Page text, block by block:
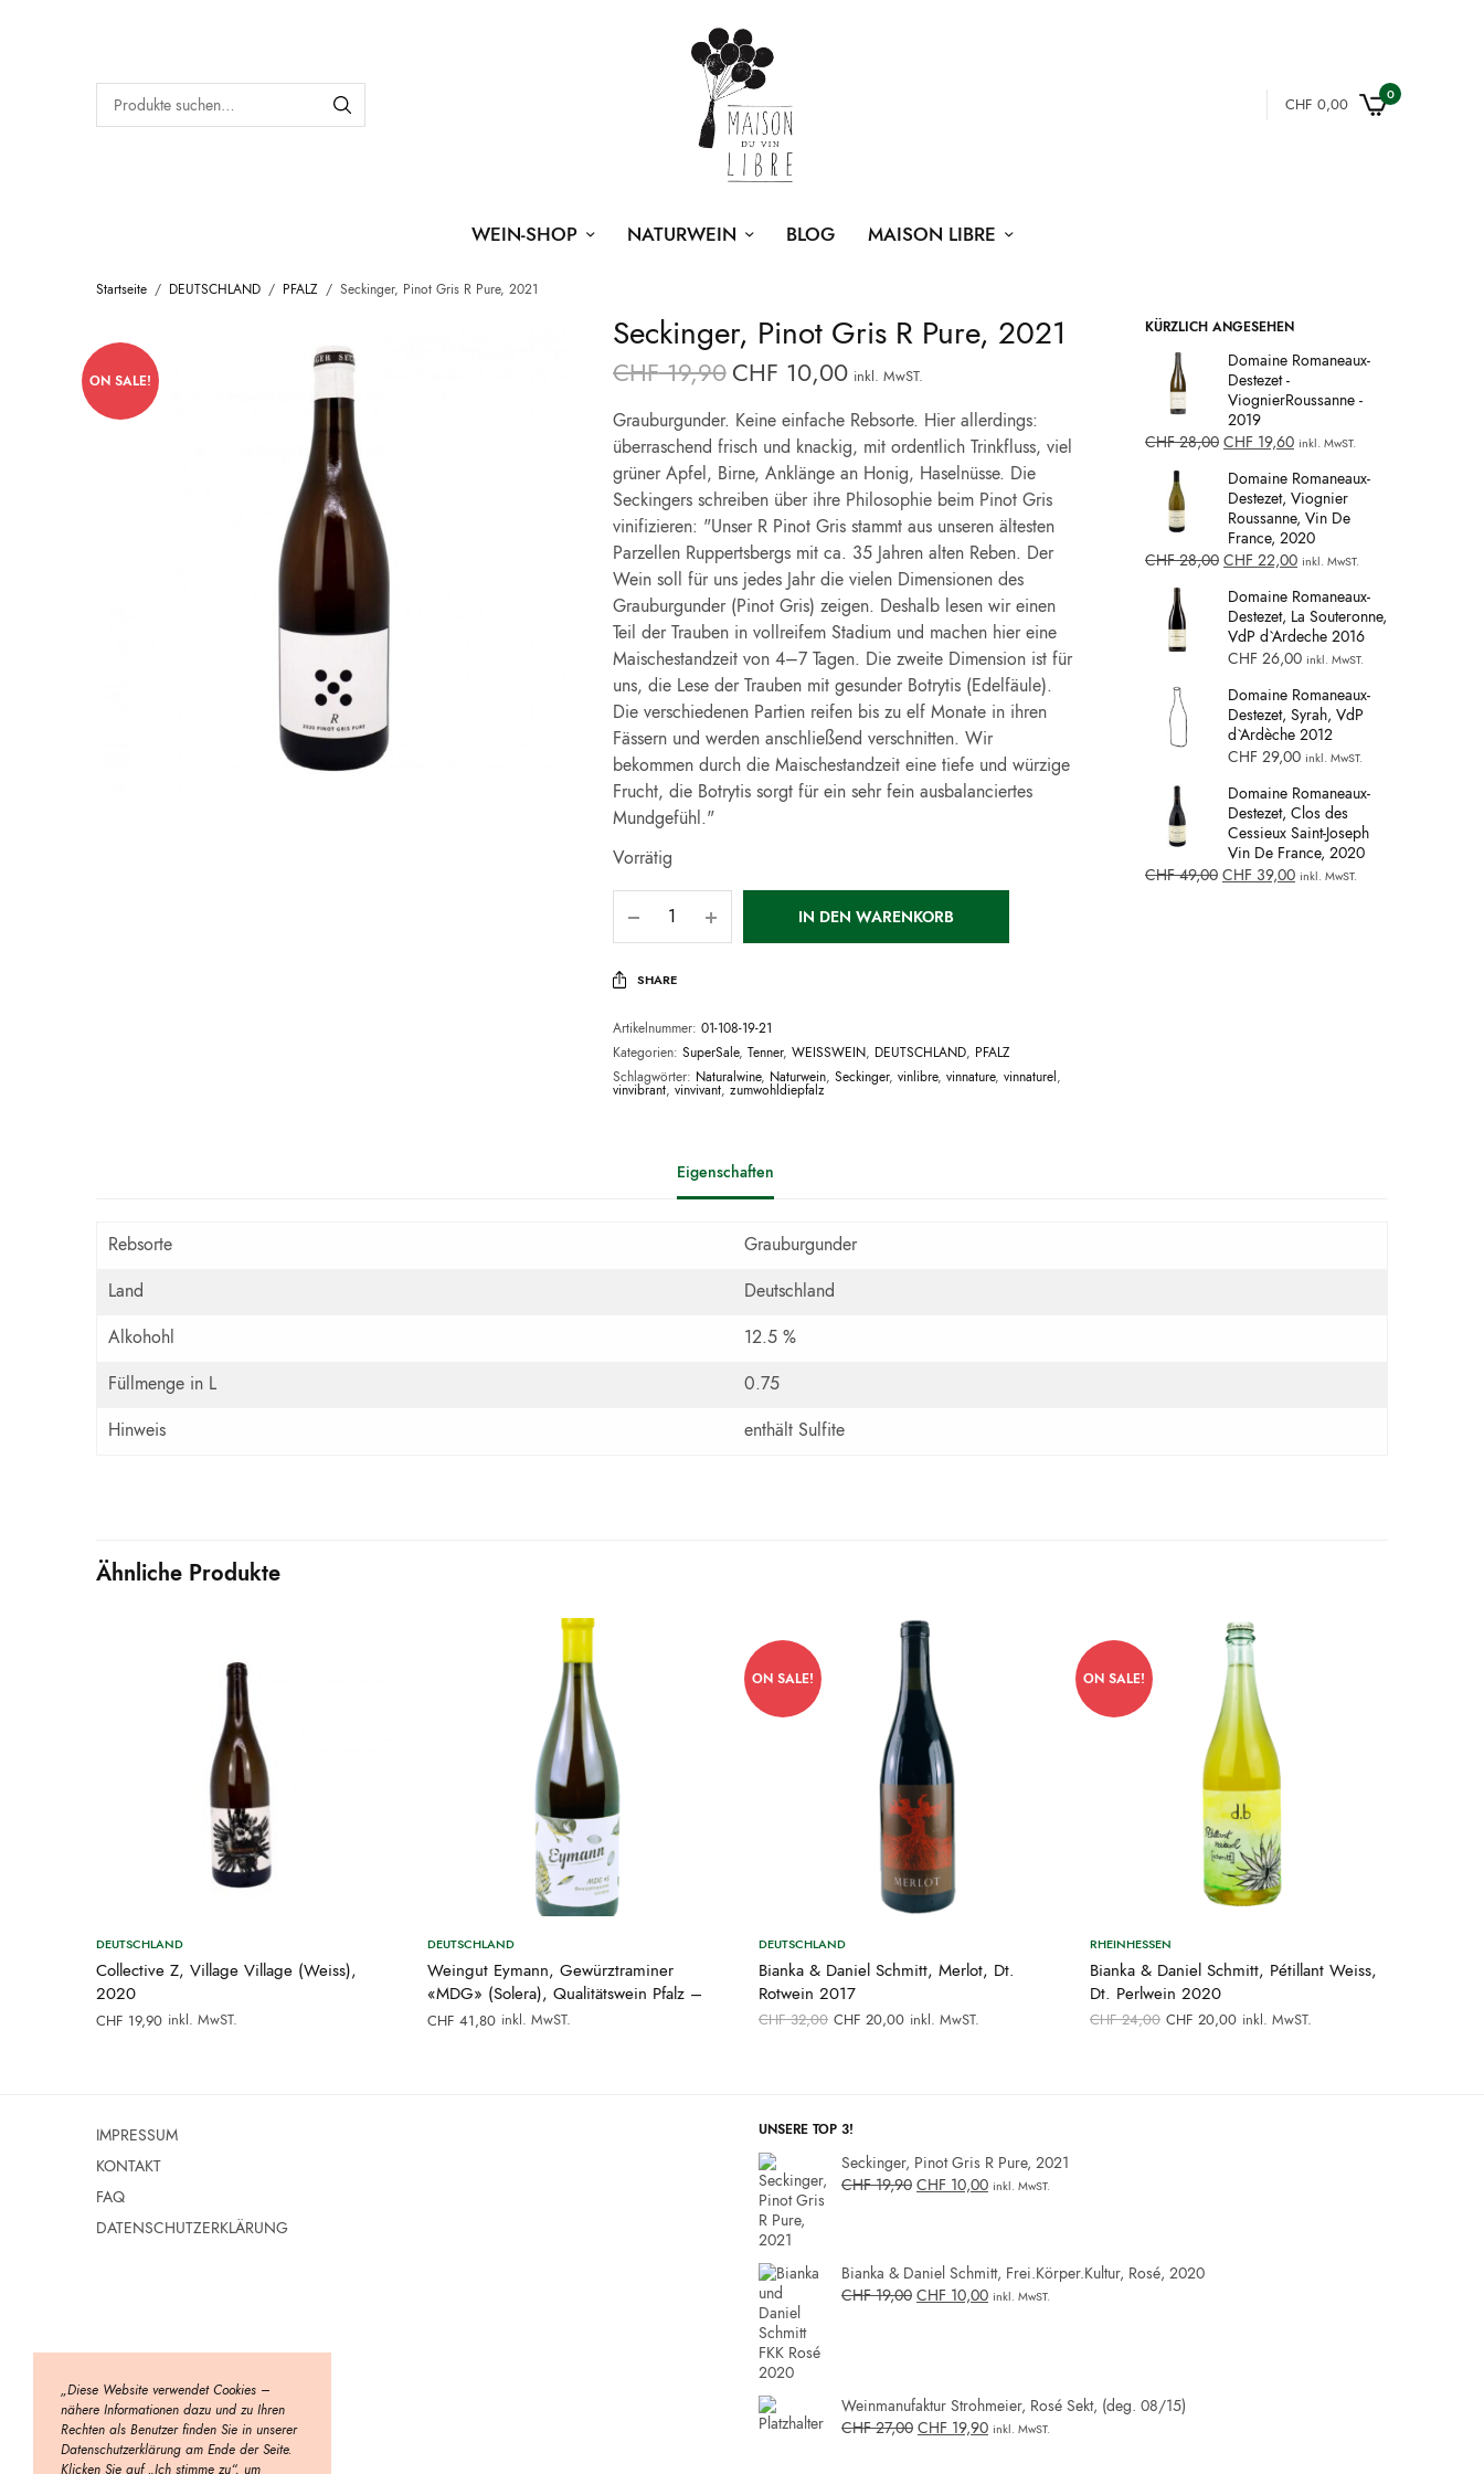
CHF 0,00
0
WEIN-SHOP NATURWEIN BLOG MAISON LIBRE
Startseite / DEUTSCHLAND / PFALZ / Seckinger, Pinot Gris R Pure, 2021
KÜRZLICH ANGESEHEN
Domaine Romaneaux-
Destezet -
ViognierRoussanne -
2019
CHF28,00 CHF 19,60 inkl. MwST.
Domaine Romaneaux-
Destezet, Viognier
Roussanne, Vin De
France, 2020
CHF28,00 CHF 22,00 inkl. MwST.
Domaine Romaneaux-
Destezet, La Souteronne,
VdP d`Ardeche 2016
CHF 26,00 inkl. MwST.
Domaine Romaneaux-
Destezet, Syrah, VdP
d`Ardèche 2012
CHF 29,00 inkl. MwST.
Domaine Romaneaux-
Destezet, Clos des
Cessieux Saint-Joseph
Vin De France, 2020
CHF49,00 CHF 39,00 inkl. MwST.
ON SALE!
Seckinger, Pinot Gris R Pure, 2021
CHF19,90 Ursprünglicher
CHF 19,90
CHF 10,00Aktueller
CHF 10,00.
inkl. MwST.
Grauburgunder. Keine einfache Rebsorte. Hier allerdings:
überraschend frisch und knackig, mit ordentlich Trinkfluss, viel
grüner Apfel, Birne, Anklänge an Honig, Haselnüsse. Die
Seckingers schreiben über ihre Philosophie beim Pinot Gris
vinifizieren: "Unser R Pinot Gris stammt aus unseren ältesten
Parzellen Ruppertsbergs mit ca. 35 Jahren alten Reben. Der
Wein soll für uns jedes Jahr die vielen Dimensionen des
Grauburgunder (Pinot Gris) zeigen. Deshalb lesen wir einen
Teil der Trauben in vollreifem Stadium und machen hier eine
Maischestandzeit von 4–7 Tagen. Die zweite Dimension ist für
uns, die Lese der Trauben mit gesunder Botrytis (Edelfäule).
Die verschiedenen Partien reifen bis zu elf Monate in ihren
Fässern und werden anschließend verschnitten. Wir
bekommen durch die Maischestandzeit eine tiefe und würzige
Frucht, die Botrytis sorgt für ein sehr fein ausbalanciertes
Mundgefühl."
Vorrätig
IN DEN WARENKORB
SHARE
Artikelnummer: 01-108-19-21
Kategorien: SuperSale, Tenner, WEISSWEIN, DEUTSCHLAND, PFALZ
Schlagwörter: Naturalwine, Naturwein, Seckinger, vinlibre, vinnature, vinnaturel,
vinvibrant, vinvivant, zumwohldiepfalz
Eigenschaften
Rebsorte
Grauburgunder
Land
Deutschland
Alkohohl
12.5 %
Füllmenge in L
0.75
Hinweis
enthält Sulfite
Ähnliche Produkte
DEUTSCHLAND
Collective Z, Village Village (Weiss),
2020
CHF 19,90 inkl. MwST.
DEUTSCHLAND
Weingut Eymann, Gewürztraminer
«MDG» (Solera), Qualitätswein Pfalz –
CHF 41,80 inkl. MwST.
ON SALE!
DEUTSCHLAND
Bianka & Daniel Schmitt, Merlot, Dt.
Rotwein 2017
CHF32,00 Ursprünglicher
Preis war:
CHF 20,00Aktueller
inkl. MwST.
ON SALE!
RHEINHESSEN
Bianka & Daniel Schmitt, Pétillant Weiss,
Dt. Perlwein 2020
CHF24,00 Ursprünglicher
Preis war:
CHF 20,00Aktueller
inkl. MwST.
IMPRESSUM
KONTAKT
FAQ
DATENSCHUTZERKLÄRUNG
UNSERE TOP 3!
Seckinger, Pinot Gris R Pure, 2021
CHF19,90 CHF 10,00 inkl. MwST.
Bianka & Daniel Schmitt, Frei.Körper.Kultur, Rosé, 2020
CHF19,00 CHF 10,00 inkl. MwST.
Weinmanufaktur Strohmeier, Rosé Sekt, (deg. 08/15)
CHF27,00 CHF 19,90 inkl. MwST.
„Diese Website verwendet Cookies –
nähere Informationen dazu und zu Ihren
Rechten als Benutzer finden Sie in unserer
Datenschutzerklärung am Ende der Seite.
Klicken Sie auf „Ich stimme zu“, um